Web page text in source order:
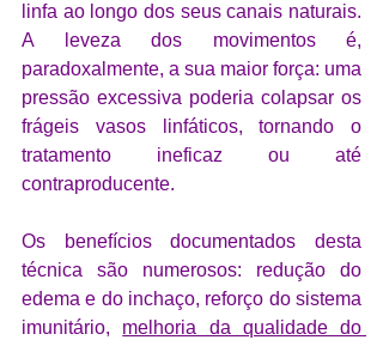
linfa ao longo dos seus canais naturais.
A leveza dos movimentos é,
paradoxalmente, a sua maior força: uma
pressão excessiva poderia colapsar os
frágeis vasos linfáticos, tornando o
tratamento ineficaz ou até
contraproducente.
Os benefícios documentados desta
técnica são numerosos: redução do
edema e do inchaço, reforço do sistema
imunitário, melhoria da qualidade do